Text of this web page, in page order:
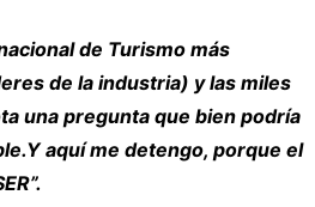
de Turismo más
de la industria) y las miles
una pregunta que bien podría
aquí me detengo, porque el